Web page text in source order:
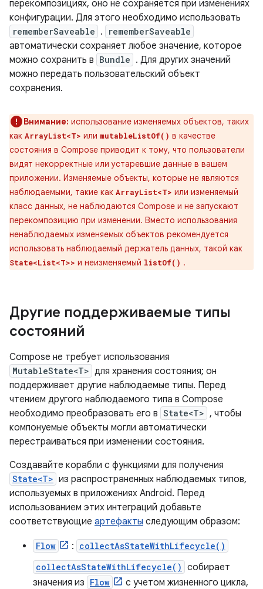
перекомпозициях, оно не сохраняется при изменениях
конфигурации. Для этого необходимо использовать
rememberSaveable . rememberSaveable
автоматически сохраняет любое значение, которое
можно сохранить в Bundle . Для других значений
можно передать пользовательский объект
сохранения.
Внимание: использование изменяемых объектов, таких
как ArrayList<T> или mutableListOf() в качестве
состояния в Compose приводит к тому, что пользователи
видят некорректные или устаревшие данные в вашем
приложении. Изменяемые объекты, которые не являются
наблюдаемыми, такие как ArrayList<T> или изменяемый
класс данных, не наблюдаются Compose и не запускают
перекомпозицию при изменении. Вместо использования
ненаблюдаемых изменяемых объектов рекомендуется
использовать наблюдаемый держатель данных, такой как
State<List<T>> и неизменяемый listOf() .
Другие поддерживаемые типы
состояний
Compose не требует использования
MutableState<T> для хранения состояния; он
поддерживает другие наблюдаемые типы. Перед
чтением другого наблюдаемого типа в Compose
необходимо преобразовать его в State<T> , чтобы
компонуемые объекты могли автоматически
перестраиваться при изменении состояния.
Создавайте корабли с функциями для получения
State<T> из распространенных наблюдаемых типов,
используемых в приложениях Android. Перед
использованием этих интеграций добавьте
соответствующие артефакты следующим образом:
Flow : collectAsStateWithLifecycle()
collectAsStateWithLifecycle() собирает
значения из Flow
с учетом жизненного цикла,